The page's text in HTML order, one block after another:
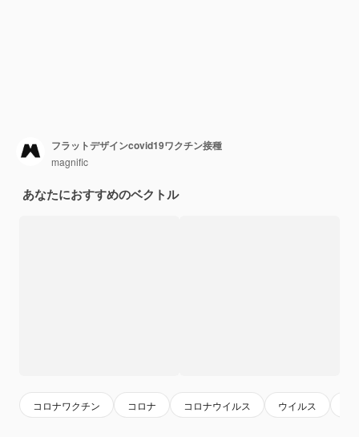
フラットデザインcovid19ワクチン接種
magnific
あなたにおすすめのベクトル
コロナワクチン コロナ コロナウイルス ウイルス